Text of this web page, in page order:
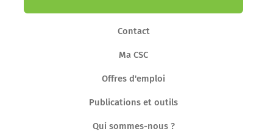
Contact
Ma CSC
Offres d'emploi
Publications et outils
Qui sommes-nous ?